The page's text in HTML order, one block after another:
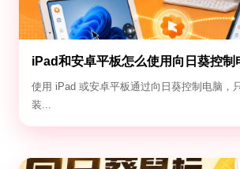
iPad和安卓平板怎么使用向日葵控制
控电脑教程
使用 iPad 或安卓平板通过向日葵控制电脑，
装...